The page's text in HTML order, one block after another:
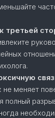
третьей
не меняет
полный